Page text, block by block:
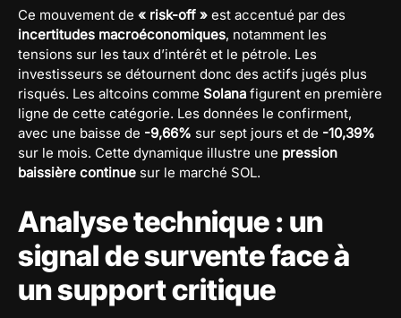
Ce mouvement de « risk-off » est accentué par des
incertitudes macroéconomiques, notamment les
tensions sur les taux d’intérêt et le pétrole. Les
investisseurs se détournent donc des actifs jugés plus
risqués. Les altcoins comme Solana figurent en première
ligne de cette catégorie. Les données le confirment,
avec une baisse de -9,66% sur sept jours et de -10,39%
sur le mois. Cette dynamique illustre une pression
baissière continue sur le marché SOL.
Analyse technique : un
signal de survente face à
un support critique